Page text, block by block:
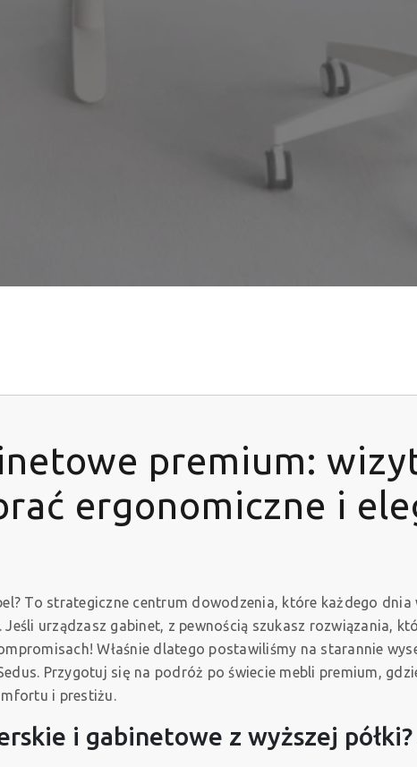
premium:
ergonomiczne i
To strategiczne centrum dowodzenia, które każdego dnia
urządzasz gabinet, z pewnością szukasz rozwiązania,
Właśnie dlatego postawiliśmy na starannie
Przygotuj się na podróż po świecie mebli premium,
i prestiżu.
i gabinetowe z wyższej